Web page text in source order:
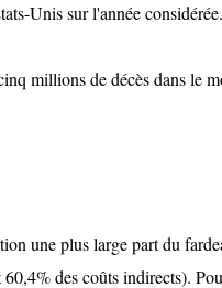
Unis sur l'année considérée.
millions de décès dans le
une plus large part du
des coûts indirects).